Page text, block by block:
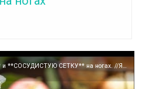
Это средство уберет **ЗВЁЗДОЧКИ** и **СОСУДИСТУЮ СЕТКУ** на ногах. //Яблочный уксус.